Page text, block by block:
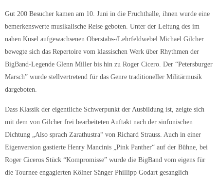
Gut 200 Besucher kamen am 10. Juni in die Fruchthalle, ihnen wurde eine
bemerkenswerte musikalische Reise geboten. Unter der Leitung des im
nahen Kusel aufgewachsenen Oberstabs-/Lehrfeldwebel Michael Gilcher
bewegte sich das Repertoire vom klassischen Werk über Rhythmen der
BigBand-Legende Glenn Miller bis hin zu Roger Cicero. Der “Petersburger
Marsch” wurde stellvertretend für das Genre traditioneller Militärmusik
dargeboten.
Dass Klassik der eigentliche Schwerpunkt der Ausbildung ist, zeigte sich
mit dem von Gilcher frei bearbeiteten Auftakt nach der sinfonischen
Dichtung „Also sprach Zarathustra“ von Richard Strauss. Auch in einer
Eigenversion gastierte Henry Mancinis „Pink Panther“ auf der Bühne, bei
Roger Ciceros Stück “Kompromisse” wurde die BigBand vom eigens für
die Tournee engagierten Kölner Sänger Phillipp Godart gesanglich